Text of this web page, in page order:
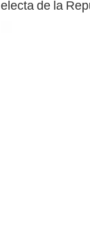
electa de la